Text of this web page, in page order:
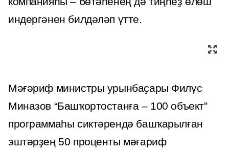
индергәнен билдәләп үтте.
Мәғәриф министры урынбаҫары Филүс
Миназов “Башҡортостанға – 100 объект”
программаһы сиктәрендә башҡарылған
эштәрҙең 50 проценты мәғариф